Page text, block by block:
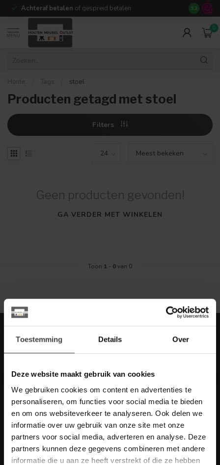
Toestemming Details Over
Deze website maakt gebruik van cookies
We gebruiken cookies om content en advertenties te
personaliseren, om functies voor social media te bieden
en om ons websiteverkeer te analyseren. Ook delen we
informatie over uw gebruik van onze site met onze
partners voor social media, adverteren en analyse. Deze
partners kunnen deze gegevens combineren met andere
informatie die u aan ze heeft verstrekt of die ze hebben
Achteraf betalen of gespreid betalen 14 dagen
9.3
MENU
0
Home Tags stoel
Producten getagd met stoel
Filters
Geen producten gevonden!
GA VERDER MET WINKELEN
Toon 1 - 0van 0
Meer informatie
Heb je vragen over onze artikelen of jouw aankoop? Bekijk dan
de klantenservice pagina. Daar staan antwoorden op veel
gestelde vragen. Staat jouw vraag er niet tussen? Dan staat er
ook vermeld hoe je contact met ons kunt opnemen.
scherpe acties
Blijf op de hoogte van onze actuele aanbiedingen